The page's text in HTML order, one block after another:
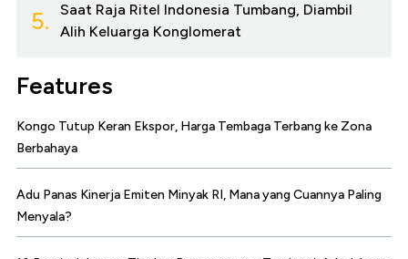
5.
Saat Raja Ritel Indonesia Tumbang, Diambil
Alih Keluarga Konglomerat
Features
Kongo Tutup Keran Ekspor, Harga Tembaga Terbang ke Zona
Berbahaya
Adu Panas Kinerja Emiten Minyak RI, Mana yang Cuannya Paling
Menyala?